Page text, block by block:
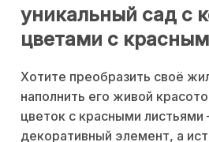
уникальный сад с
цветами с
Хотите преобразить своё
наполнить его живой
цветок с красными
декоративный элемент, а